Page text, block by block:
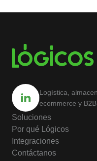
Logística,
ecommerce y B2B.
Soluciones
Por qué Lógicos
Integraciones
Contáctanos